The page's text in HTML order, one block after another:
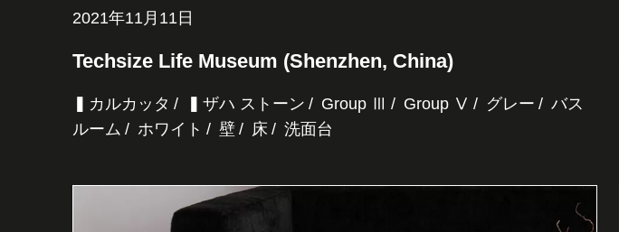
2021年11月11日
Techsize Life Museum (Shenzhen, China)
▍カルカッタ ▍ザハ ストーン Group Ⅲ Group Ⅴ グレー
バス
ルーム
ホワイト 壁 床 洗面台